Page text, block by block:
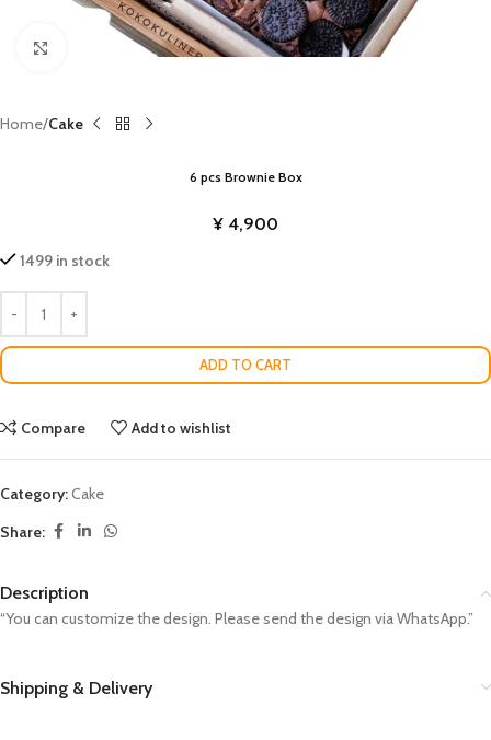
Click to enlarge
Home Cake
6 pcs Brownie Box
¥ 4,900
1499 in stock
ADD TO CART
Compare Add to wishlist
Category:Cake
Share:
Description
“You can customize the design. Please send the design via WhatsApp.”
Shipping & Delivery